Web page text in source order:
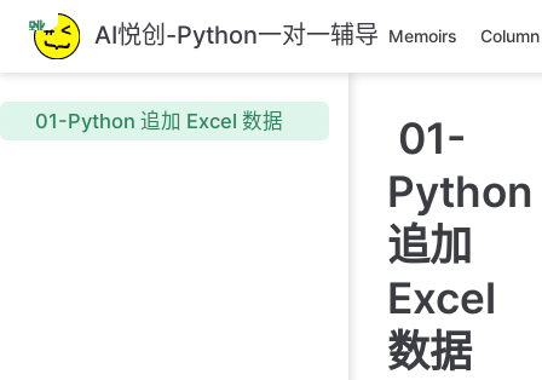
跳
至
主
要
內
AI悦创-Python一对一辅导 Memoirs Column
01-Python 追加 Excel 数据
01-
Python
追加
Excel
数据